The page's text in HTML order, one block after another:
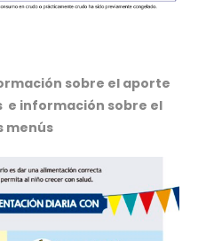
sobre el aporte
e información sobre el
menús